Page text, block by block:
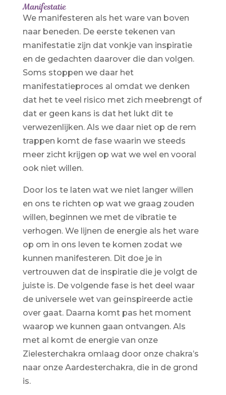
Manifestatie
We manifesteren als het ware van boven
naar beneden. De eerste tekenen van
manifestatie zijn dat vonkje van inspiratie
en de gedachten daarover die dan volgen.
Soms stoppen we daar het
manifestatieproces al omdat we denken
dat het te veel risico met zich meebrengt of
dat er geen kans is dat het lukt dit te
verwezenlijken. Als we daar niet op de rem
trappen komt de fase waarin we steeds
meer zicht krijgen op wat we wel en vooral
ook niet willen.
Door los te laten wat we niet langer willen
en ons te richten op wat we graag zouden
willen, beginnen we met de vibratie te
verhogen. We lijnen de energie als het ware
op om in ons leven te komen zodat we
kunnen manifesteren. Dit doe je in
vertrouwen dat de inspiratie die je volgt de
juiste is. De volgende fase is het deel waar
de universele wet van geïnspireerde actie
over gaat. Daarna komt pas het moment
waarop we kunnen gaan ontvangen. Als
met al komt de energie van onze
Zielesterchakra omlaag door onze chakra’s
naar onze Aardesterchakra, die in de grond
is.